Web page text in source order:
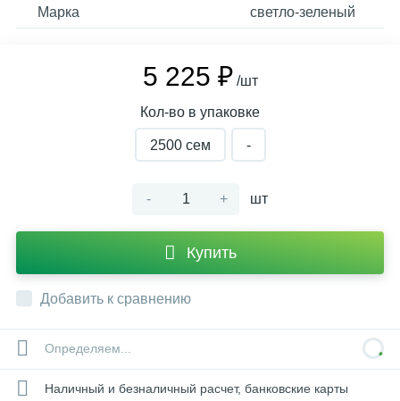
Марка светло-зеленый
5 225 ₽ /шт
Кол-во в упаковке
2500 сем -
- + шт
Купить
Добавить к сравнению
Определяем...
Наличный и безналичный расчет, банковские карты